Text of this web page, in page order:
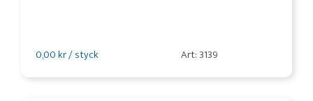
0,00 kr / styck Art: 3139